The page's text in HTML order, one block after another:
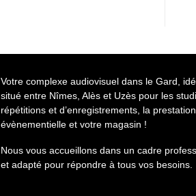
Votre complexe audiovisuel dans le Gard,
situé entre Nîmes, Alès et Uzès pour les
répétitions et d’enregistrements, la prestation
évènementielle et votre magasin !
Nous vous accueillons dans un cadre
et adapté pour répondre à tous vos besoins.